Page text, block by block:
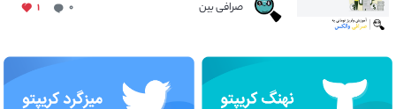
صرافی بین ۰ ۱